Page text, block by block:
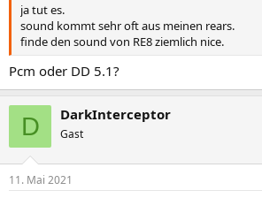
ja tut es.
sound kommt sehr oft aus meinen rears.
finde den sound von RE8 ziemlich nice.
Pcm oder DD 5.1?
D DarkInterceptor
Gast
11. Mai 2021